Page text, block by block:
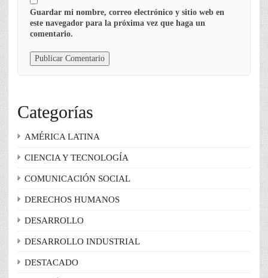
Guardar mi nombre, correo electrónico y sitio web en
este navegador para la próxima vez que haga un
comentario.
Categorías
AMÉRICA LATINA
CIENCIA Y TECNOLOGÍA
COMUNICACIÓN SOCIAL
DERECHOS HUMANOS
DESARROLLO
DESARROLLO INDUSTRIAL
DESTACADO